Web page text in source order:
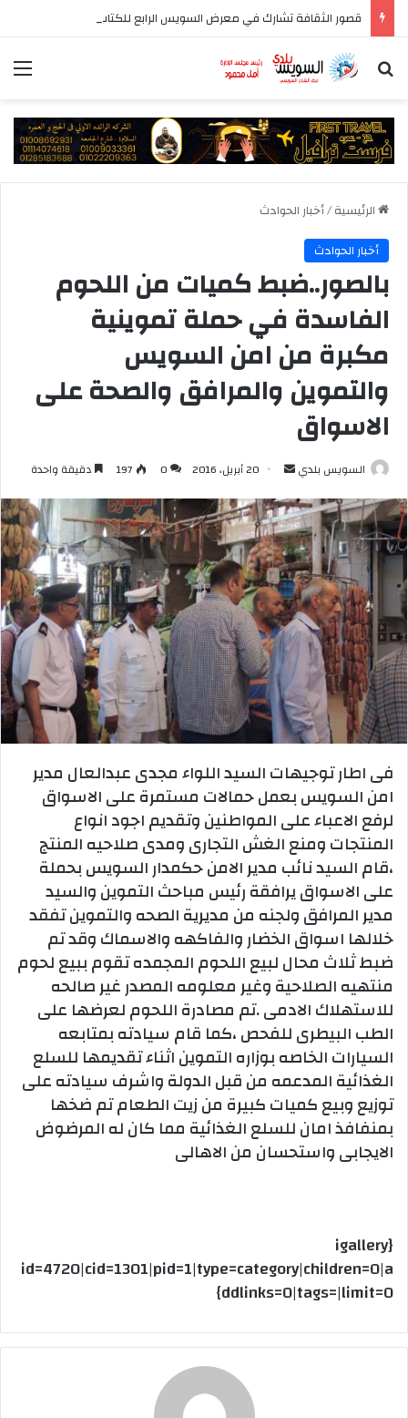
بحث عن
الرئيسية/أخبار الحوادث
أخبار الحوادث
بالصور..ضبط كميات من اللحوم
الفاسدة في حملة تموينية
مكبرة من امن السويس
والتموين والمرافق والصحة على
الاسواق
السويس بلدي
أرسل
إلكترونيا
20 أبريل، 2016 0
197 دقيقة واحدة
فى اطار توجيهات السيد اللواء مجدى عبدالعال مدير
امن السويس بعمل حمالات مستمرة على الاسواق
لرفع الاعباء على المواطنين وتقديم اجود انواع
المنتجات ومنع الغش التجارى ومدى صلاحيه المنتج
،قام السيد نائب مدير الامن حكمدار السويس بحملة
على الاسواق يرافقة رئيس مباحث التموين والسيد
مدير المرافق ولجنه من مديرية الصحه والتموين تفقد
خلالها اسواق الخضار والفاكهه والاسماك وقد تم
ضبط ثلاث محال لبيع اللحوم المجمده تقوم ببيع لحوم
منتهيه الصلاحية وغير معلومه المصدر غير صالحه
للاستهلاك الادمى .تم مصادرة اللحوم لعرضها على
الطب البيطرى للفحص ،كما قام سيادته بمتابعه
السيارات الخاصه بوزاره التموين اثناء تقديمها للسلع
الغذائية المدعمه من قبل الدولة واشرف سيادته على
توزيع وبيع كميات كبيرة من زيت الطعام تم ضخها
بمنفافذ امان للسلع الغذائية مما كان له المرضوض
الايجابى واستحسان من الاهالى
{igallery
id=4720|cid=1301|pid=1|type=category|children=0|a
ddlinks=0|tags=|limit=0}